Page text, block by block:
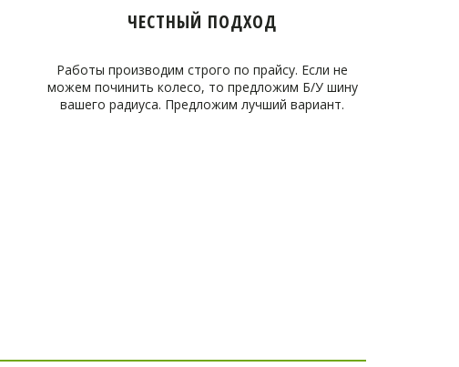
ЧЕСТНЫЙ ПОДХОД
Работы производим строго по прайсу. Если не
можем починить колесо, то предложим Б/У шину
вашего радиуса. Предложим лучший вариант.